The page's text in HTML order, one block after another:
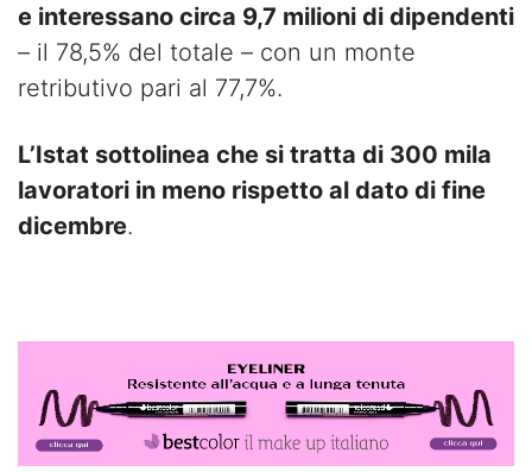
e interessano circa 9,7 milioni di dipendenti
– il 78,5% del totale – con un monte
retributivo pari al 77,7%.
L’Istat sottolinea che si tratta di 300 mila
lavoratori in meno rispetto al dato di fine
dicembre.